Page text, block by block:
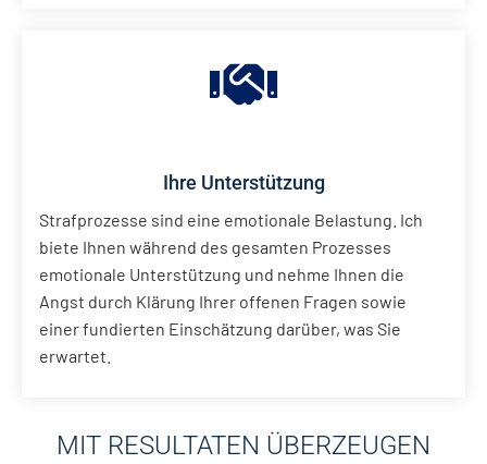
Ihre Unterstützung
Strafprozesse sind eine emotionale Belastung. Ich
biete Ihnen während des gesamten Prozesses
emotionale Unterstützung und nehme Ihnen die
Angst durch Klärung Ihrer offenen Fragen sowie
einer fundierten Einschätzung darüber, was Sie
erwartet.
MIT RESULTATEN ÜBERZEUGEN